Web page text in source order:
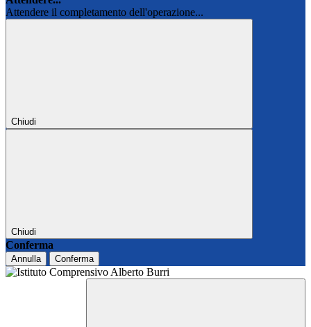
Attendere il completamento dell'operazione...
Chiudi
Chiudi
Conferma
Annulla Conferma